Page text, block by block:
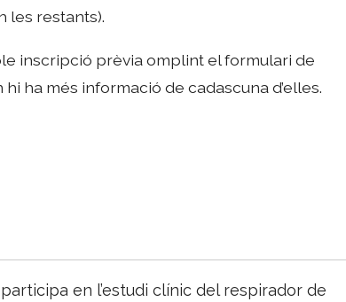
les restants).
inscripció prèvia omplint el formulari de
ha més informació de cadascuna d’elles.
en l’estudi clínic del respirador de